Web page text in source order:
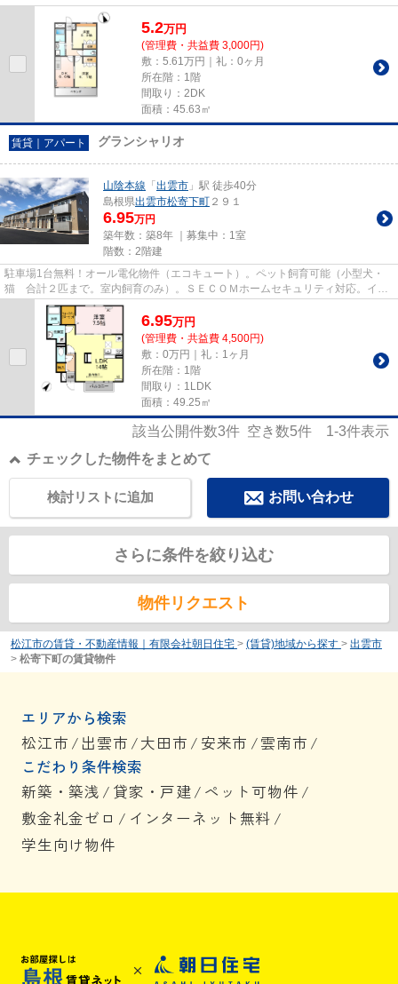
5.2万円
(管理費・共益費 3,000円)
敷：5.61万円｜礼：0ヶ月
所在階：1階
間取り：2DK
面積：45.63㎡
賃貸｜アパート グランシャリオ
山陰本線 「 出雲市 」駅 徒歩40分
島根県出雲市松寄下町 ２９１
6.95万円
築年数：築8年 ｜募集中： 1室
階数：2階建
駐車場1台無料！オール電化物件（エコキュート）。ペット飼育可能（小型犬・
猫 合計２匹まで。室内飼育のみ）。ＳＥＣＯＭホームセキュリティ対応。イン
ターネット無料！（D.U-NET。W...
6.95万円
(管理費・共益費 4,500円)
敷：0万円｜礼：1ヶ月
所在階：1階
間取り：1LDK
面積：49.25㎡
該当公開件数3件 空き数5件 1-3件表示
チェックした物件をまとめて
お問い合わせ
検討リストに追加
さらに条件を絞り込む
物件リクエスト
松江市の賃貸・不動産情報｜有限会社朝日住宅 > (賃貸)地域から探す > 出雲市
> 松寄下町の賃貸物件
エリアから検索
松江市 / 出雲市 /大田市 / 安来市 /雲南市 /
こだわり条件検索
新築・築浅 / 貸家・戸建/ ペット可物件 /
敷金礼金ゼロ / インターネット無料 /
学生向け物件